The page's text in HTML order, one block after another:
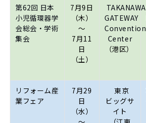
第62回 日本
小児循環器学
会総会・学術
集会
7月9日
（木）
～
7月11
日
（土）
TAKANAWA
GATEWAY
Convention
Center
（港区）
リフォーム産
業フェア
7月29
日
（水）
東京
ビッグサ
イト